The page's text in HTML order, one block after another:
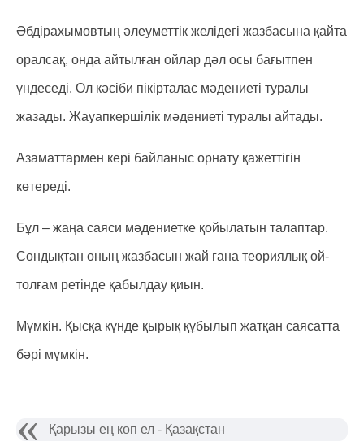
Әбдірахымовтың әлеуметтік желідегі жазбасына қайта
оралсақ, онда айтылған ойлар дәл осы бағытпен
үндеседі. Ол кәсіби пікірталас мәдениеті туралы
жазады. Жауапкершілік мәдениеті туралы айтады.
Азаматтармен кері байланыс орнату қажеттігін
көтереді.
Бұл – жаңа саяси мәдениетке қойылатын талаптар.
Сондықтан оның жазбасын жай ғана теориялық ой-
толғам ретінде қабылдау қиын.
Мүмкін. Қысқа күнде қырық құбылып жатқан саясатта
бәрі мүмкін.
Қарызы ең көп ел - Қазақстан